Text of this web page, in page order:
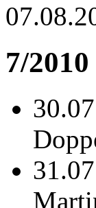
7/